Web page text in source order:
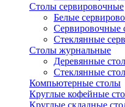
Столы сервировочные
Белые
Сервировочные
Стеклянные
Столы журнальные
Деревянные
Стеклянные
Компьютерные столы
Круглые кофейные
Круглые складные